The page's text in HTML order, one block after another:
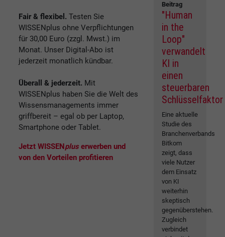
Fair & flexibel. Testen Sie
WISSENplus ohne Verpflichtungen
für 30,00 Euro (zzgl. Mwst.) im
Monat. Unser Digital-Abo ist
jederzeit monatlich kündbar.
Überall & jederzeit. Mit
WISSENplus haben Sie die Welt des
Wissensmanagements immer
griffbereit – egal ob per Laptop,
Smartphone oder Tablet.
Jetzt WISSENplus erwerben und
von den Vorteilen profitieren
Beitrag
"Human
in the
Loop"
verwandelt
KI in
einen
steuerbaren
Schlüsselfaktor
Eine aktuelle
Studie des
Branchenverbands
Bitkom
zeigt, dass
viele Nutzer
dem Einsatz
von KI
weiterhin
skeptisch
gegenüberstehen.
Zugleich
verbindet